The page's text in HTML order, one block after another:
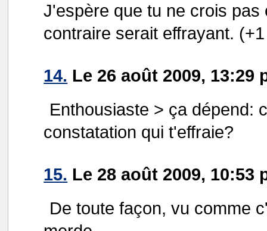
J'espère que tu ne crois
contraire serait effrayant.
14. Le 26 août 2009, 13:29
Enthousiaste > ça dépend:
constatation qui t'effraie?
15. Le 28 août 2009, 10:53
De toute façon, vu comme